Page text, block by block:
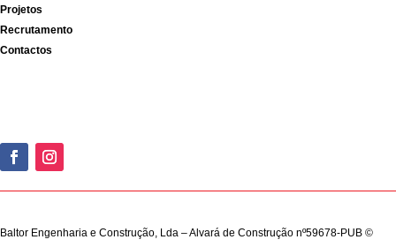
Projetos
Recrutamento
Contactos
Baltor Engenharia e Construção, Lda – Alvará de Construção nº59678-PUB ©